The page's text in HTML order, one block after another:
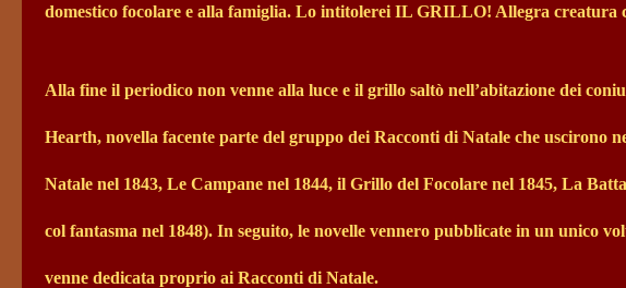
domestico focolare e alla famiglia. Lo intitolerei IL GRILLO! Allegra creatura
Alla fine il periodico non venne alla luce e il grillo saltò nell’abitazione dei
Hearth, novella facente parte del gruppo dei Racconti di Natale che uscirono
Natale nel 1843, Le Campane nel 1844, il Grillo del Focolare nel 1845, La
col fantasma nel 1848). In seguito, le novelle vennero pubblicate in un unico
venne dedicata proprio ai Racconti di Natale.